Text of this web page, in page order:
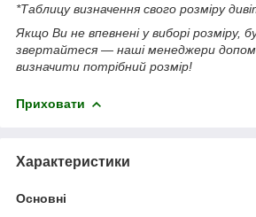
*Таблицу визначення свого розміру
Якщо Ви не впевнені у виборі розміру,
звертайтеся — наші менеджери
визначити потрібний розмір!
Приховати
Характеристики
Основні